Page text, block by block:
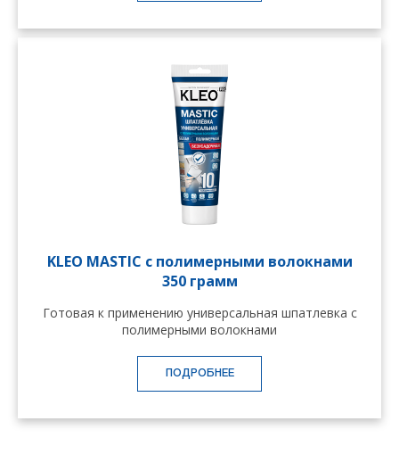
KLEO MASTIC с полимерными волокнами
350 грамм
Готовая к применению универсальная шпатлевка с
полимерными волокнами
ПОДРОБНЕЕ